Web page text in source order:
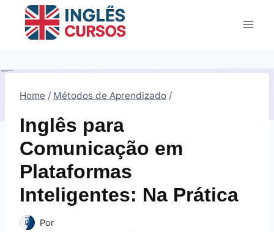
Home / Métodos de Aprendizado /
Inglês para
Comunicação em
Plataformas
Inteligentes: Na Prática
Por